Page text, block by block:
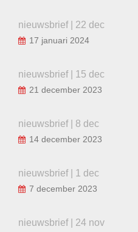
nieuwsbrief | 22 dec
17 januari 2024
nieuwsbrief | 15 dec
21 december 2023
nieuwsbrief | 8 dec
14 december 2023
nieuwsbrief | 1 dec
7 december 2023
nieuwsbrief | 24 nov